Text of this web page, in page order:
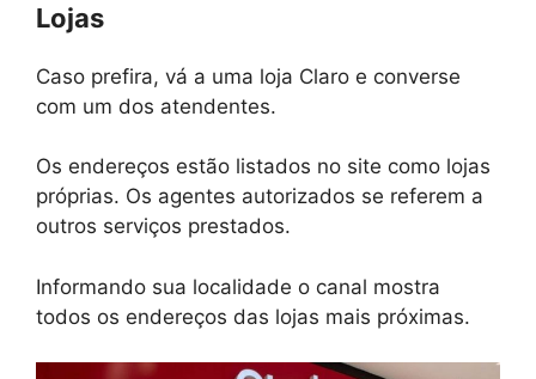
Lojas
Caso prefira, vá a uma loja Claro e converse
com um dos atendentes.
Os endereços estão listados no site como lojas
próprias. Os agentes autorizados se referem a
outros serviços prestados.
Informando sua localidade o canal mostra
todos os endereços das lojas mais próximas.